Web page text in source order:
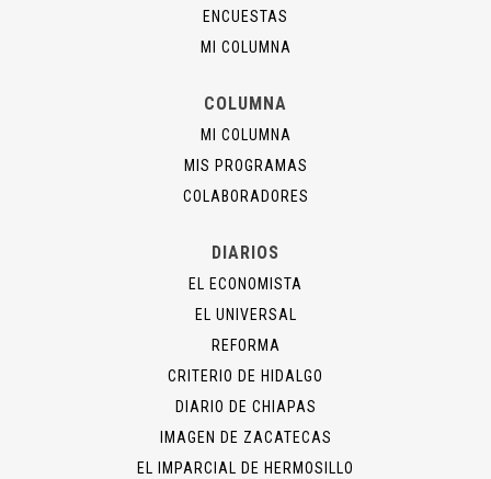
ENCUESTAS
MI COLUMNA
COLUMNA
MI COLUMNA
MIS PROGRAMAS
COLABORADORES
DIARIOS
EL ECONOMISTA
EL UNIVERSAL
REFORMA
CRITERIO DE HIDALGO
DIARIO DE CHIAPAS
IMAGEN DE ZACATECAS
EL IMPARCIAL DE HERMOSILLO